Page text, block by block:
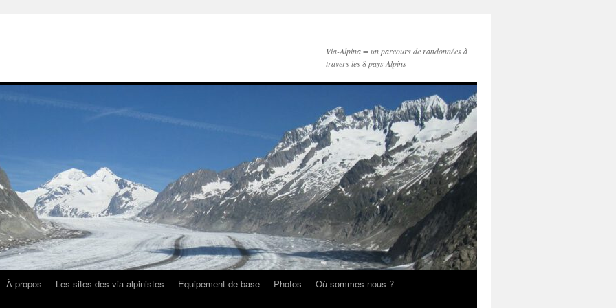
Via-Alpina = un parcours de randonnées à
travers les 8 pays Alpins
À propos Les sites des via-alpinistes Equipement de base Photos
Où sommes-nous ?